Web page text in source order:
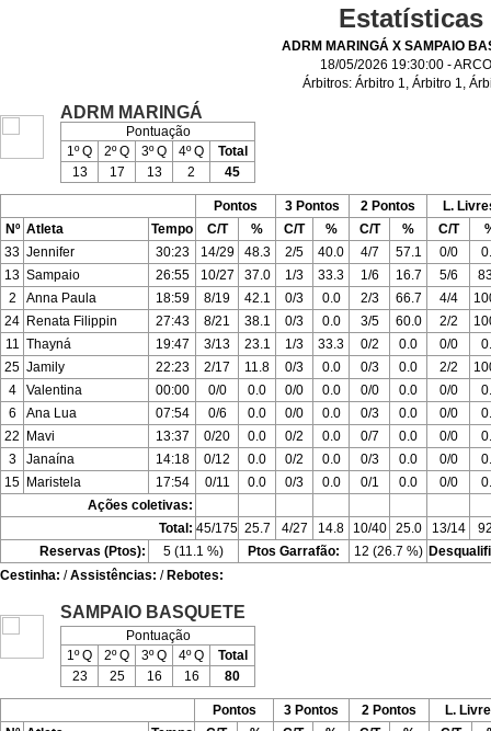
Estatísticas
ADRM MARINGÁ X SAMPAIO
18/05/2026 19:30:00 -
Árbitros: Árbitro 1, Árbitro 1,
ADRM MARINGÁ
Pontuação
1º Q
2º Q 3º Q 4º Q
Total
13
17 13 2 45
Pontos 3 Pontos 2 Pontos
L.
Nº Atleta Tempo C/T % C/T % C/T % C/T
33 Jennifer 30:23 14/29 48.3 2/5 40.0 4/7 57.1 0/0
13 Sampaio 26:55 10/27 37.0 1/3 33.3 1/6 16.7 5/6
2
Anna Paula 18:59 8/19 42.1 0/3 0.0 2/3 66.7 4/4
24 Renata Filippin 27:43 8/21 38.1 0/3 0.0 3/5 60.0 2/2
11 Thayná 19:47 3/13 23.1 1/3 33.3 0/2 0.0 0/0
25 Jamily 22:23 2/17 11.8 0/3 0.0 0/3 0.0 2/2
4
Valentina 00:00 0/0 0.0 0/0 0.0 0/0 0.0 0/0
6
Ana Lua 07:54 0/6 0.0 0/0 0.0 0/3 0.0 0/0
22
Mavi 13:37 0/20 0.0 0/2 0.0 0/7 0.0 0/0
3
Janaína 14:18 0/12 0.0 0/2 0.0 0/3 0.0 0/0
15 Maristela 17:54 0/11 0.0 0/3 0.0 0/1 0.0 0/0
Ações coletivas:
Total: 45/175 25.7 4/27 14.8 10/40 25.0 13/14
Reservas (Ptos):
5 (11.1 %) Ptos Garrafão: 12 (26.7 %)
Cestinha: /Assistências: / Rebotes:
SAMPAIO BASQUETE
Pontuação
1º Q
2º Q 3º Q 4º Q
Total
23
25 16 16 80
Pontos 3 Pontos 2 Pontos
L.